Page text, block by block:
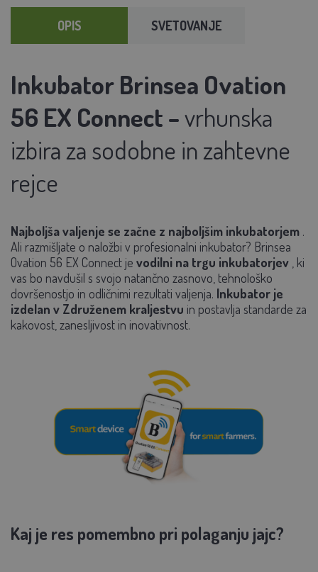
OPIS SVETOVANJE
Inkubator Brinsea Ovation
56 EX Connect –vrhunska
izbira za sodobne in zahtevne
rejce
Najboljša valjenje se začne z najboljšim inkubatorjem .
Ali razmišljate o naložbi v profesionalni inkubator? Brinsea
Ovation 56 EX Connect je vodilni na trgu inkubatorjev , ki
vas bo navdušil s svojo natančno zasnovo, tehnološko
dovršenostjo in odličnimi rezultati valjenja. Inkubator je
izdelan v Združenem kraljestvu in postavlja standarde za
kakovost, zanesljivost in inovativnost.
Kaj je res pomembno pri polaganju jajc?